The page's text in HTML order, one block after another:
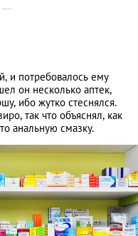
и потребовалось ему
он несколько аптек,
ибо жутко стеснялся.
так что объяснял, как
анальную смазку.